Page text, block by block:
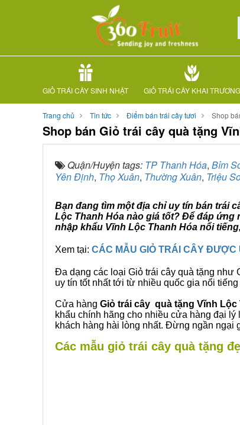
GIỎ TRÁI CÂY SINH NHẬT GIỎ TRÁI CÂY KHAI TRƯƠNG
Trang chủ Tin tức Điểm bán trái cây tươi Shop
Shop bán Giỏ trái cây quà tặng
Quận/Huyện tags: TP Thanh Hóa, Bỉm
Yên Định, Thọ Xuân, Thường Xuân, Triệu
Bạn đang tìm một địa chỉ uy tín bán trái
Lộc Thanh Hóa nào giá tốt? Để đáp ứng
nhập khẩu Vĩnh Lộc Thanh Hóa nổi
Xem tại: CÁC MẪU GIỎ TRÁI CÂY ĐƯỢC
Đa dạng các loại Giỏ trái cây quà tặng như
uy tín tốt nhất tới từ nhiều quốc gia nổi
Cửa hàng Giỏ trái cây quà tặng Vĩnh Lộc
khẩu chính hãng cho nhiều cửa hàng đại lý
khách hàng hài lòng nhất. Đừng ngần ngại
Các mẫu giỏ trái cây quà tặng